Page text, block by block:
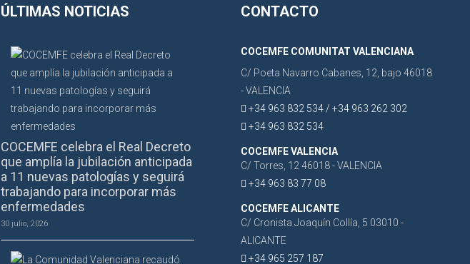
ÚLTIMAS NOTICIAS
COCEMFE celebra el Real Decreto
que amplía la jubilación anticipada
a 11 nuevas patologías y seguirá
trabajando para incorporar más
enfermedades
30 julio, 2026
CONTACTO
COCEMFE COMUNITAT VALENCIANA
C/ Poeta Navarro Cabanes, 12, bajo 46018
- VALENCIA
+34 963 832 534 / +34 963 262 302
+34 963 832 534
COCEMFE VALENCIA
C/ Torres, 12 46018 - VALENCIA
+34 963 83 77 08
COCEMFE ALICANTE
C/ Cronista Joaquín Collía, 5 03010 -
ALICANTE
+34 965 257 187